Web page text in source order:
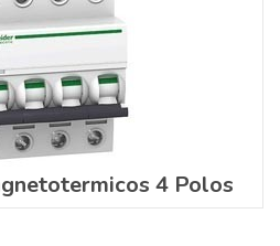
4 Polos